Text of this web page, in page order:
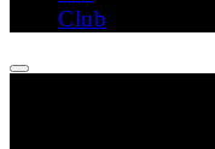
Club